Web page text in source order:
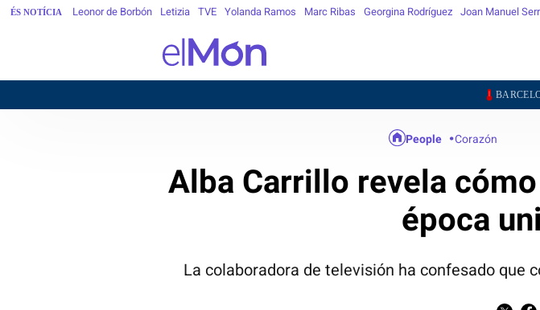
ÉS NOTÍCIA Leonor de Borbón Letizia TVE Yolanda Ramos Marc Ribas Georgina Rodríguez Joan Manuel
24,0°
People Corazón
Alba Carrillo revela
época
La colaboradora de televisión ha confesado que